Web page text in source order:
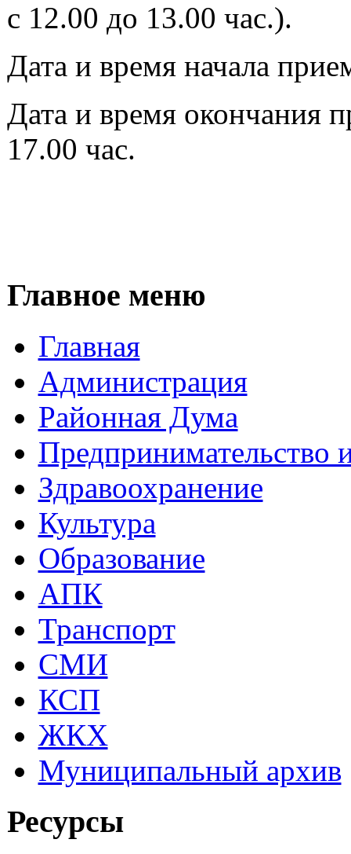
с 12.00 до 13.00 час.).
Дата и время начала
Дата и время окончания
17.00 час.
Главное меню
Главная
Администрация
Районная Дума
Предпринимательство
Здравоохранение
Культура
Образование
АПК
Транспорт
СМИ
КСП
ЖКХ
Муниципальный архив
Ресурсы